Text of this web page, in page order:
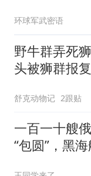
环球军武密语
野牛群弄死
头被狮群报
舒克动物记 2跟贴
一百一十艘
“包圆”，黑